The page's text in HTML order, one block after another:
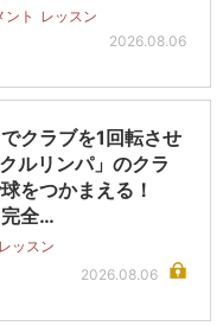
ント レッスン
2026.08.06
クラブを1回転させ
ルリンパ」のクラ
をつかまえる！
完全…
レッスン
2026.08.06